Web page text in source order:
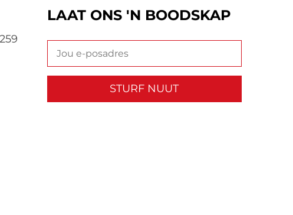
LAAT ONS 'N BOODSKAP
STURF NUUT